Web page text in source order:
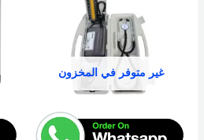
غير متوفر في المخزون